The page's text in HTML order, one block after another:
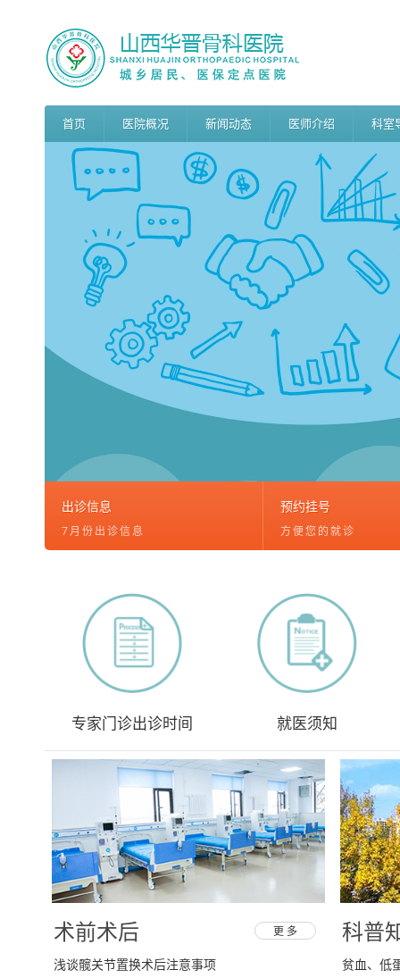
首页 医院概况 新闻动态 医师介绍 科室
出诊信息
7月份出诊信息
预约挂号
方便您的就诊
专家门诊出诊时间 就医须知
术前术后 更 多
浅谈髋关节置换术后注意事项
科普
贫血、低